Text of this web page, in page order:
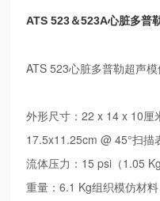
ATS 523＆523A心脏多普
ATS 523心脏多普勒超声
外形尺寸：22 x 14 x 10厘
17.5x11.25cm @ 45°扫描
流体压力：15 psi（1.05
重量：6.1 Kg组织模仿材